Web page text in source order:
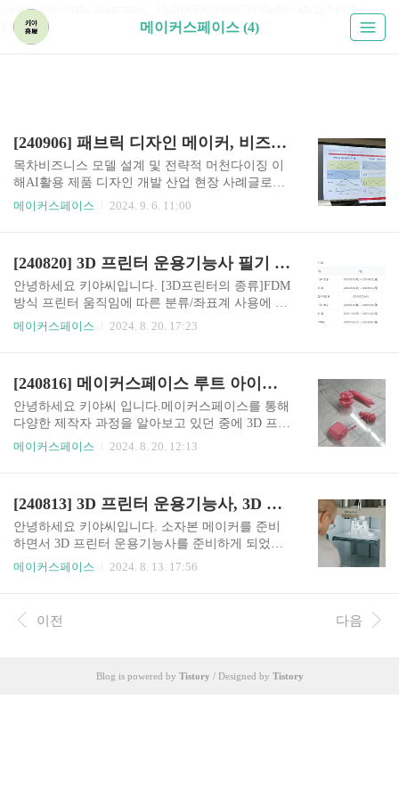
google-site-verification=ds6q_33afRKPRqPuGGWVhsW-Odv2gAFIcFe-
TKUPHos
메이커스페이스 (4)
[240906] 패브릭 디자인 메이커, 비즈니스모델 설계 및 전략적 머천다이징 이해, AI활용 제품 디자인개발 산업 현장 사례
목차비즈니스 모델 설계 및 전략적 머천다이징 이
해AI활용 제품 디자인 개발 산업 현장 사례글로벌
패션 소재개발을 위한 3D모델링글로벌 패션 소재
왔는가? 고객에게 줄 수 있는 것은 무엇인가?서비
스를 받는 입장에서 제공하는 입장으로 마인드셋
변화, 시키는 일만 하면 안됨, 딱 떨어진 답이 없고
그냥 다하는 모호함.e.g.) 롱패딩 역시즌: 여름 매출
물량 이미 다 해서 할거 없었는데 혜택 준다는 식으
잉/제조MD: 실체가 없는데서 시작하는 보람 - ..
메이커스페이스 2024. 9. 6. 11:00
[240820] 3D 프린터 운용기능사 필기 3회차_3D 슬라이싱 프로그램
안녕하세요 키야씨입니다. [3D프린터의 종류]FDM
방식 프린터 움직임에 따른 분류/좌표계 사용에 따
른 분류(2): 카르테시안(직교좌표계) 방식**(xyz,00
우덴 방식- 스태핑 모터 떨어져 있음/안정성 떨어
지지만 가벼워서 속도, 말랑한 소재는 출력 어려
움 [PLA와 ABS]PLAABS옥수수 전분석유 추출비
교적 안전비교적 유해구수한 냄새독한 냄새/챔버,
흡진기필요, 학교에서 사용X표면이 딱딱/비쌈표면
히팅베드 필요(약 80도) [슬라이싱 프로그램] 3차
원 모델을..
메이커스페이스 2024. 8. 20. 17:23
[240816] 메이커스페이스 루트 아이앤씨 트레이닝_3D프린터(3D WOX 1) 동래메이커교육체험센터 찐로컬 메이커 창업과정
안녕하세요 키야씨 입니다.메이커스페이스를 통해
다양한 제작자 과정을 알아보고 있던 중에 3D 프린
터(3D WOX 1) 원데이를 다녀오게 됐습니다. 3D 프
도 하는 클래스를 참여하게 됐습니다. 루트아이앤
씨에서는 크게 세 가지 가능했습니다. 루트아이앤
씨에서 창업하기 1. 직접 시설 장비 이용하기첫 번
째로 루트 트레이닝을 온라인으로 수료하고 해당
장비와 시설에 대한 권한이 주어지면, 직접 예약과
크게 3D프린팅, CNC가공/목재가공, 레이저 가공,
패키징 개발, 시제품 제작, 소형금형/소량사출 기계
메이커스페이스 2024. 8. 20. 12:13
[240813] 3D 프린터 운용기능사, 3D 프린터 개발산업기사, 시험항목, 시험일정, 기출문제, 원서접수, 합격발표, 시험꿀팁, 주의사항
안녕하세요 키야씨입니다. 소자본 메이커를 준비
하면서 3D 프린터 운용기능사를 준비하게 되었습
니다. 2024년 마지막 차수인 4회 차 필기시험을 목
3D 프린터 파일 제작법(모델링, 스캐닝)3D 프린터
사용 및 재료3D 프린터 후가공 및 안전 [2024년 시
9/129/259/30~10/411/9~11/2412/4 올해 마지막 차수
메이커스페이스 2024. 8. 13. 17:56
이전 다음
Blog is powered by Tistory / Designed by Tistory